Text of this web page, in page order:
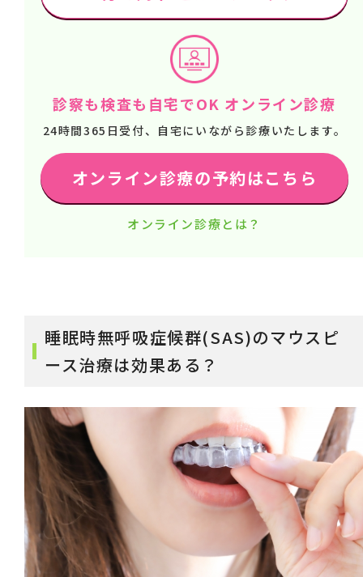
診察も検査も自宅でOK オンライン診療
24時間365日受付、自宅にいながら診療いたします。
オンライン診療の予約はこちら
オンライン診療とは？
睡眠時無呼吸症候群(SAS)のマウスピ
ース治療は効果ある？